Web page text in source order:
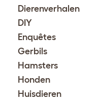
Dierenverhalen
DIY
Enquêtes
Gerbils
Hamsters
Honden
Huisdieren